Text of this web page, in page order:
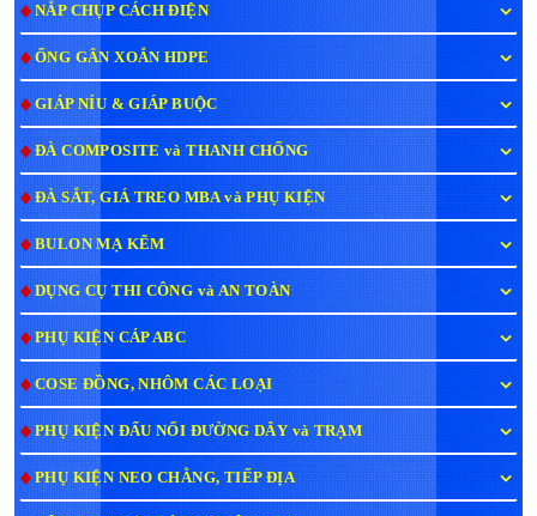
NẮP CHỤP CÁCH ĐIỆN
ỐNG GÂN XOẮN HDPE
GIÁP NÍU & GIÁP BUỘC
ĐÀ COMPOSITE và THANH CHỐNG
ĐÀ SẮT, GIÁ TREO MBA và PHỤ KIỆN
BULON MẠ KẼM
DỤNG CỤ THI CÔNG và AN TOÀN
PHỤ KIỆN CÁP ABC
COSE ĐỒNG, NHÔM CÁC LOẠI
PHỤ KIỆN ĐẤU NỐI ĐƯỜNG DÂY và TRẠM
PHỤ KIỆN NEO CHẰNG, TIẾP ĐỊA